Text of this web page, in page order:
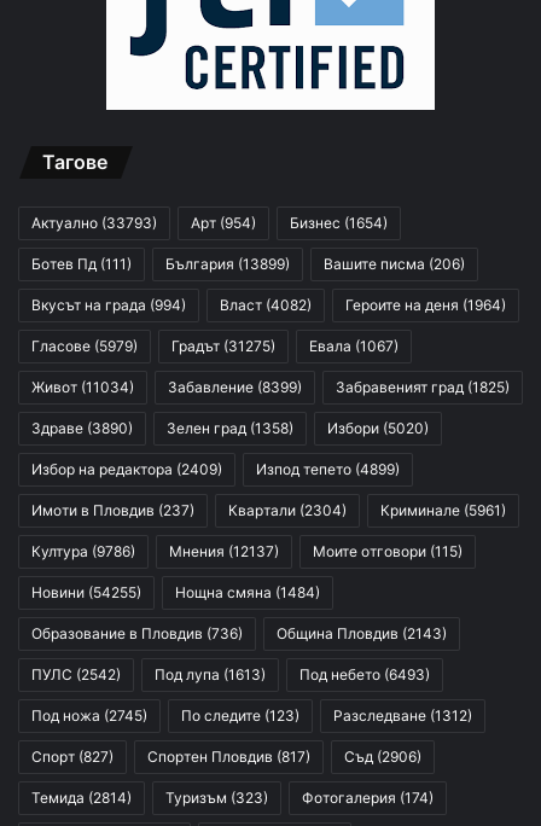
Тагове
Актуално (33793) Арт (954) Бизнес (1654)
Ботев Пд (111) България (13899) Вашите писма (206)
Вкусът на града (994) Власт (4082) Героите на деня (1964)
Гласове (5979) Градът (31275) Евала (1067)
Живот (11034) Забавление (8399) Забравеният град (1825)
Здраве (3890) Зелен град (1358) Избори (5020)
Избор на редактора (2409) Изпод тепето (4899)
Имоти в Пловдив (237) Квартали (2304) Криминале (5961)
Култура (9786) Мнения (12137) Моите отговори (115)
Новини (54255) Нощна смяна (1484)
Образование в Пловдив (736) Община Пловдив (2143)
ПУЛС (2542) Под лупа (1613) Под небето (6493)
Под ножа (2745) По следите (123) Разследване (1312)
Спорт (827) Спортен Пловдив (817) Съд (2906)
Темида (2814) Туризъм (323) Фотогалерия (174)